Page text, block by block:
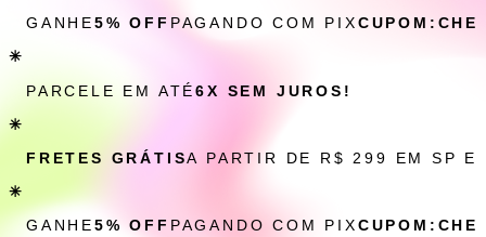
GANHE5% OFF PAGANDO COM PIX
✳
PARCELE EM ATÉ6X SEM JUROS!
✳
FRETES GRÁTISA PARTIR DE R$ 299 EM SP
✳
GANHE5% OFF PAGANDO COM PIX